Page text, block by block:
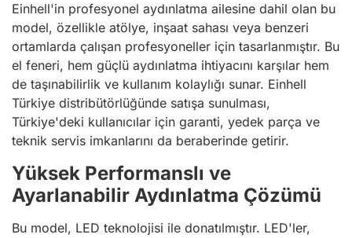
Einhell'in profesyonel aydınlatma ailesine dahil olan bu
model, özellikle atölye, inşaat sahası veya benzeri
ortamlarda çalışan profesyoneller için tasarlanmıştır. Bu
el feneri, hem güçlü aydınlatma ihtiyacını karşılar hem
de taşınabilirlik ve kullanım kolaylığı sunar. Einhell
Türkiye distribütörlüğünde satışa sunulması,
Türkiye'deki kullanıcılar için garanti, yedek parça ve
teknik servis imkanlarını da beraberinde getirir.
Yüksek Performanslı ve
Ayarlanabilir Aydınlatma Çözümü
Bu model, LED teknolojisi ile donatılmıştır. LED'ler,